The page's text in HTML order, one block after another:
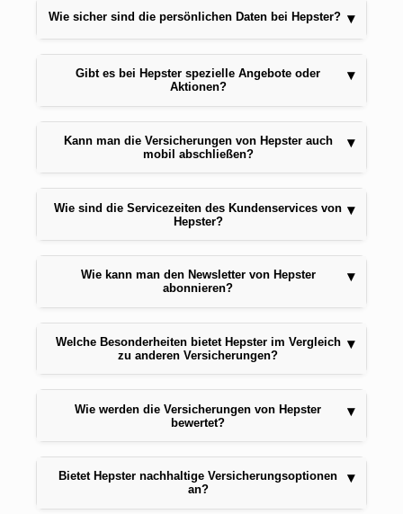
Wie sicher sind die persönlichen Daten bei Hepster? ▾
Gibt es bei Hepster spezielle Angebote oder
Aktionen?
▾
Kann man die Versicherungen von Hepster auch
mobil abschließen?
▾
Wie sind die Servicezeiten des Kundenservices von
Hepster?
▾
Wie kann man den Newsletter von Hepster
abonnieren?
▾
Welche Besonderheiten bietet Hepster im Vergleich
zu anderen Versicherungen?
▾
Wie werden die Versicherungen von Hepster
bewertet?
▾
Bietet Hepster nachhaltige Versicherungsoptionen
an?
▾